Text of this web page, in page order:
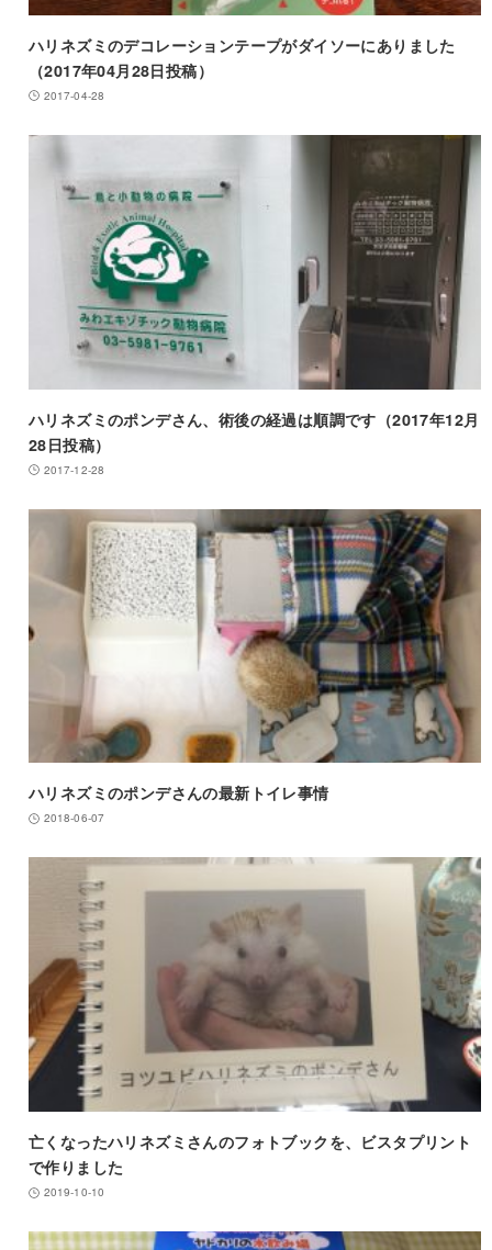
ハリネズミのデコレーションテープがダイソーにありました
（2017年04月28日投稿）
2017-04-28
ハリネズミのポンデさん、術後の経過は順調です（2017年12月
28日投稿）
2017-12-28
ハリネズミのポンデさんの最新トイレ事情
2018-06-07
亡くなったハリネズミさんのフォトブックを、ビスタプリント
で作りました
2019-10-10